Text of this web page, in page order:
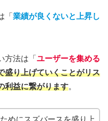
「 業績が良くないと上昇し
方法は「 ユーザーを集める
盛り上げていくことがリス
利益に繋がります。
めにスズバースを盛り上